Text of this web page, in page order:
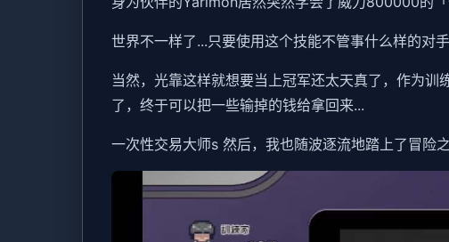
世界不一样了...只要使用这个技能不管事什么样的对
当然，光靠这样就想要当上冠军还太天真了，作为
了，终于可以把一些输掉的钱给拿回来...
一次性交易大师s 然后，我也随波逐流地踏上了冒险